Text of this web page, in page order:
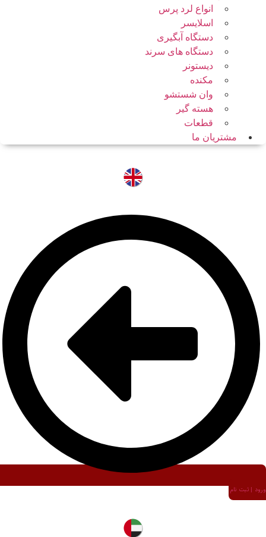
انواع لرد پرس
اسلایسر
دستگاه آبگیری
دستگاه های سرند
دیستونر
مکنده
وان شستشو
هسته گیر
قطعات
مشتریان ما
ورود | ثبت نام